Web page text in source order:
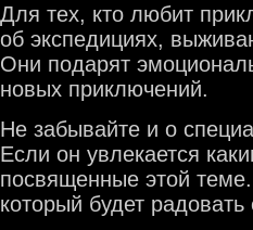
Для тех, кто любит
об экспедициях,
Они подарят
новых приключений.
Не забывайте и о
Если он увлекается
посвященные этой
который будет